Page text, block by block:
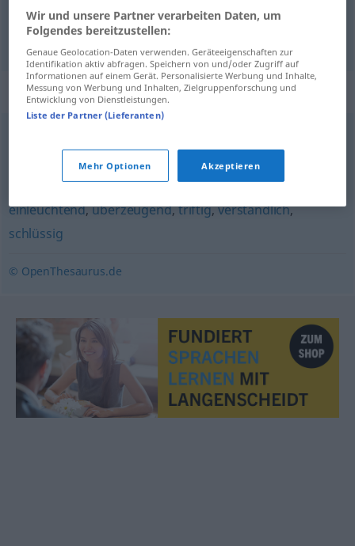
anlaşılır begreiflich
Synonyme für "begreiflich"
vorstellbar
eingängig,klar,ersichtlich,einsichtig,glaubhaft
einleuchtend,überzeugend,triftig,verständlich,
schlüssig
© OpenThesaurus.de
Wir und unsere Partner verarbeiten Daten, um
Folgendes bereitzustellen:
Genaue Geolocation-Daten verwenden. Geräteeigenschaften zur
Identifikation aktiv abfragen. Speichern von und/oder Zugriff auf
Informationen auf einem Gerät. Personalisierte Werbung und Inhalte,
Messung von Werbung und Inhalten, Zielgruppenforschung und
Entwicklung von Dienstleistungen.
Liste der Partner (Lieferanten)
Mehr Optionen Akzeptieren